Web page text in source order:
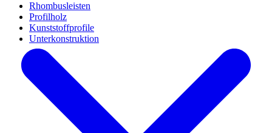
Rhombusleisten
Profilholz
Kunststoffprofile
Unterkonstruktion